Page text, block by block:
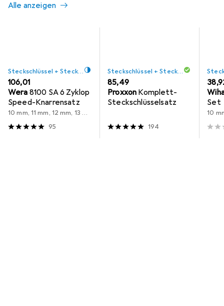
Alle anzeigen
Steckschlüssel + Stecknuss
EUR
106,01
Wera 8100 SA 6 Zyklop
Speed-Knarrensatz
10 mm, 11 mm, 12 mm, 13 mm, 5 mm, 6 mm, 7 mm, 8 mm, 9 mm
10
95
Steckschlüssel + Stecknuss
EUR
85,49
Proxxon Komplett-
Steckschlüsselsatz
194
EUR
Set